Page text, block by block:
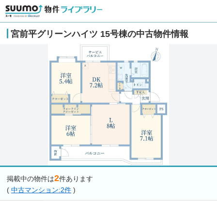
宮前平グリーンハイツ 15号棟の中古物件情報
掲載中の物件は2件あります
( 中古マンション:2件 )